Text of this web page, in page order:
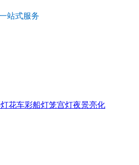
站式服务
花车彩船灯笼宫灯夜景亮化